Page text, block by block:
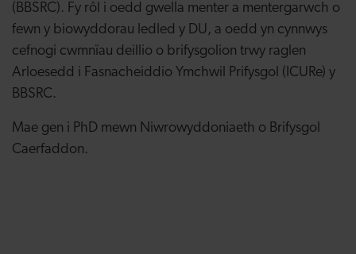
(BBSRC). Fy rôl i oedd gwella menter a mentergarwch o
fewn y biowyddorau ledled y DU, a oedd yn cynnwys
cefnogi cwmnïau deillio o brifysgolion trwy raglen
Arloesedd i Fasnacheiddio Ymchwil Prifysgol (ICURe) y
BBSRC.
Mae gen i PhD mewn Niwrowyddoniaeth o Brifysgol
Caerfaddon.